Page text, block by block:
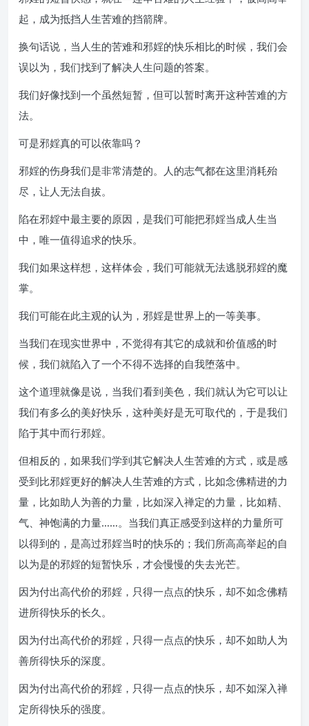
起，成为抵挡人生苦难的挡箭牌。
换句话说，当人生的苦难和邪婬的快乐相比的时候，我们会
误以为，我们找到了解决人生问题的答案。
我们好像找到一个虽然短暂，但可以暂时离开这种苦难的方
法。
可是邪婬真的可以依靠吗？
邪婬的伤身我们是非常清楚的。人的志气都在这里消耗殆
尽，让人无法自拔。
陷在邪婬中最主要的原因，是我们可能把邪婬当成人生当
中，唯一值得追求的快乐。
我们如果这样想，这样体会，我们可能就无法逃脱邪婬的魔
掌。
我们可能在此主观的认为，邪婬是世界上的一等美事。
当我们在现实世界中，不觉得有其它的成就和价值感的时
候，我们就陷入了一个不得不选择的自我堕落中。
这个道理就像是说，当我们看到美色，我们就认为它可以让
我们有多么的美好快乐，这种美好是无可取代的，于是我们
陷于其中而行邪婬。
但相反的，如果我们学到其它解决人生苦难的方式，或是感
受到比邪婬更好的解决人生苦难的方式，比如念佛精进的力
量，比如助人为善的力量，比如深入禅定的力量，比如精、
气、神饱满的力量……。当我们真正感受到这样的力量所可
以得到的，是高过邪婬当时的快乐的；我们所高高举起的自
以为是的邪婬的短暂快乐，才会慢慢的失去光芒。
因为付出高代价的邪婬，只得一点点的快乐，却不如念佛精
进所得快乐的长久。
因为付出高代价的邪婬，只得一点点的快乐，却不如助人为
善所得快乐的深度。
因为付出高代价的邪婬，只得一点点的快乐，却不如深入禅
定所得快乐的强度。